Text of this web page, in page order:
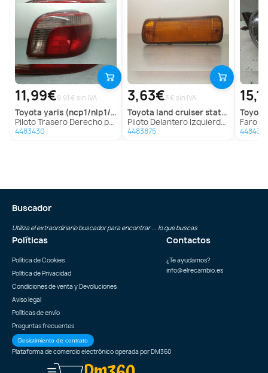
11,99€9.91 € sin IVA
toyota yaris (ncp1/nlp1/scp1)
Piloto Trasero Derecho para Toyota Yaris (Ncp1/Nlp1/Scp1)
4483430
3,63€3 € sin IVA
toyota land cruiser station (j8)
Piloto Delantero Izquierdo para Toyota Land Cruiser Station (J8)
4483875
toyota
Faro
Buscador
Utiliza el extraordinario buscador para encontrar ... lo que buscas
Políticas
Política de Cookies
Política de Privacidad
Condiciones de venta y Devoluciones
Aviso legal
Políticas de envío
Preguntas frecuentes
Desistimiento de contrato
Contactos
¿Te ayudamos?
info@elrecambio.es
Plataforma de comercio electrónico operada porDM360